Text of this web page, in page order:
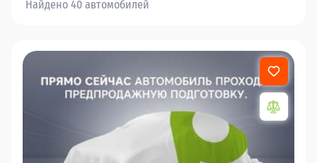
Найдено 40 автомобилей